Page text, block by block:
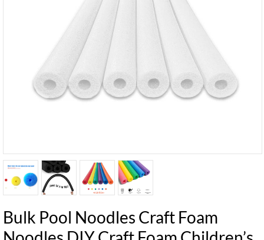
Bulk Pool Noodles Craft Foam